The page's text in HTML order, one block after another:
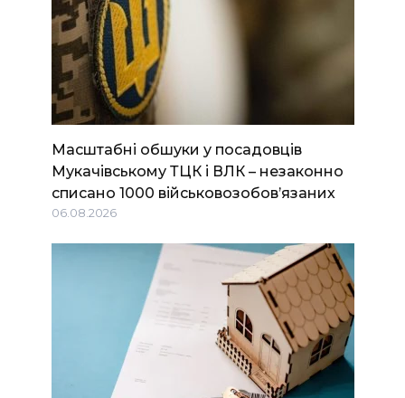
Масштабні обшуки у посадовців
Мукачівському ТЦК і ВЛК – незаконно
списано 1000 військовозобов’язаних
06.08.2026